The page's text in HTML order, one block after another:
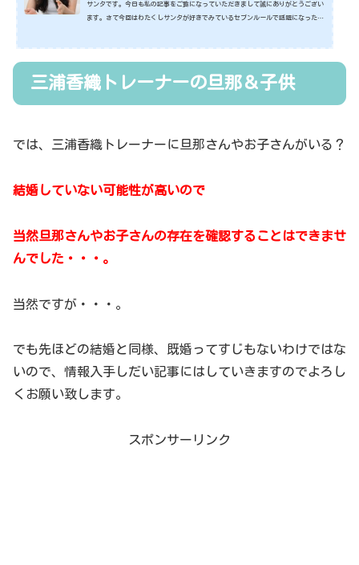
サンタです。今日も私の記事をご覧になっていただきまして誠にありがとうござい
ます。さて今回はわたくしサンタが好きでみているセブンルールで話題になった秋
るんです。そんなことで今回は、秋元里奈さんやまたこの食べチョク、そして食べ
チョクＴシャツが気になった方のために購入方法や金額など...
三浦香織トレーナーの旦那＆子供
では、三浦香織トレーナーに旦那さんやお子さんがいる？
結婚していない可能性が高いので
当然旦那さんやお子さんの存在を確認することはできませ
んでした・・・。
当然ですが・・・。
でも先ほどの結婚と同様、既婚ってすじもないわけではな
いので、情報入手しだい記事にはしていきますのでよろし
くお願い致します。
スポンサーリンク